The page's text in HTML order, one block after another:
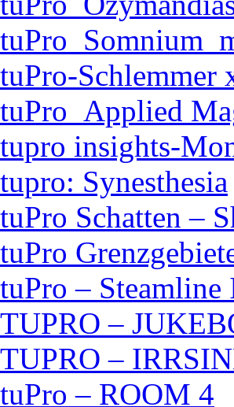
Schlemmer
insights-
Synesthesia
Schatten –
– Steamline
–
–
– ROOM 4